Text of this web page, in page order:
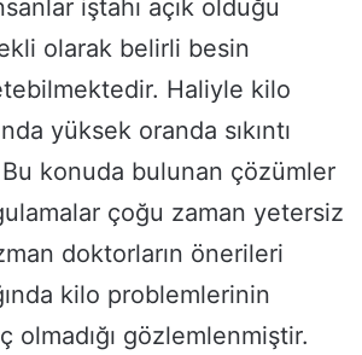
iştahı açık olduğu
olarak belirli besin
Haliyle kilo
yüksek oranda sıkıntı
Bu konuda bulunan çözümler
çoğu zaman yetersiz
doktorların önerileri
kilo problemlerinin
olmadığı gözlemlenmiştir.